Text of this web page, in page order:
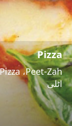
Pizza
اٹلی